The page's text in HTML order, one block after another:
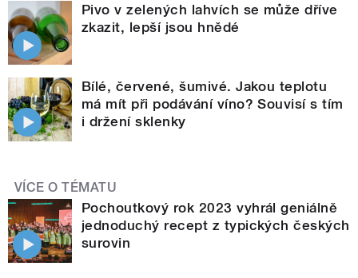
Pivo v zelených lahvích se může dříve
zkazit, lepší jsou hnědé
Bílé, červené, šumivé. Jakou teplotu
má mít při podávání víno? Souvisí s tím
i držení sklenky
VÍCE O TÉMATU
Pochoutkový rok 2023 vyhrál geniálně
jednoduchý recept z typických českých
surovin